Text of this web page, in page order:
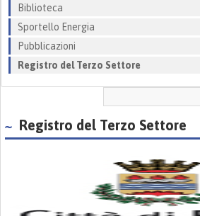
Biblioteca
Sportello Energia
Pubblicazioni
Registro del Terzo Settore
Registro del Terzo Settore